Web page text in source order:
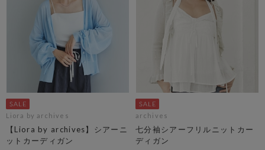
Liora by archives
【Liora by archives】シアーニ
ットカーディガン
archives
七分袖シアーフリルニットカー
ディガン